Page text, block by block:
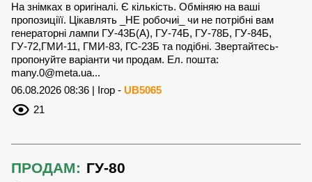
На знімках в оригіналі. Є кількість. Обміняю на ваші
пропозиціїї. Цікавлять _НЕ робочиі_ чи не потрібні вам
генераторні лампи ГУ-43Б(А), ГУ-74Б, ГУ-78Б, ГУ-84Б,
ГУ-72,ГМИ-11, ГМИ-83, ГС-23Б та подібні. Звертайтесь-
пропонуйте варіанти чи продам. Ел. пошта:
many.0@meta.ua...
06.08.2026 08:36 | Ігор - UB5065
21
ПРОДАМ: ГУ-80